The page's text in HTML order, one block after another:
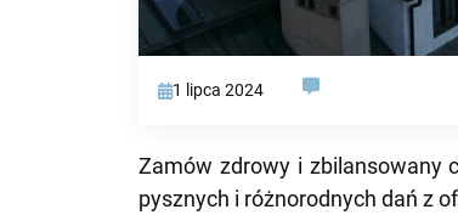
1 lipca 2024
Zamów zdrowy i zbilansowany
pysznych i różnorodnych dań z